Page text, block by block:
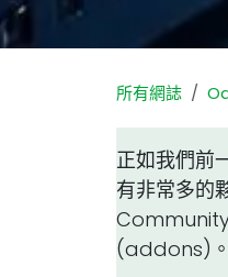
所有網誌
正如我們前
有非常多的
(addons)。